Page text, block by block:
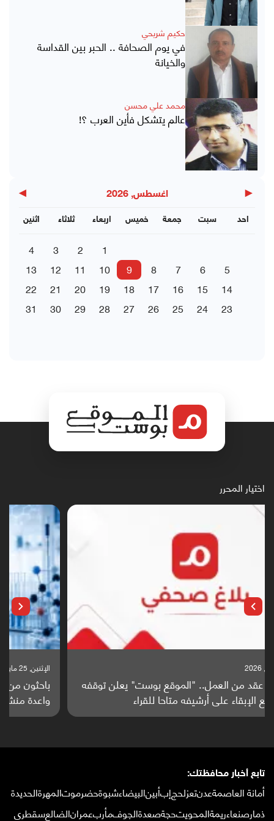
حكيم شريحي
في يوم الصحافة .. الحبر بين القداسة
والخيانة
محمد علي محسن
عالم يتشكل فأين العرب ؟!
◀ اغسطس, 2026 ▶
اثنين ثلاثاء اربعاء خميس جمعة سبت احد
1
2
3
4
5
6
7
8
9
10
11
12
13
14
15
16
17
18
19
20
21
22
23
24
25
26
27
28
29
30
31
اختيار المحرر
الإثنين, 25 مايو, 2026
باحثون من اليمن يدخلون سباق أبحاث ألزهايمر بدراسة
واعدة منشورة عالميا (ترجمة)
تابع أخبار محافظتك:
أمانة العاصمةعدنتعزلحجإبأبينالبيضاءشبوةحضرموتالمهرةالحديدة
ذمارصنعاءريمةالمحويتحجةصعدةالجوفمأربعمرانالضالعسقطرى